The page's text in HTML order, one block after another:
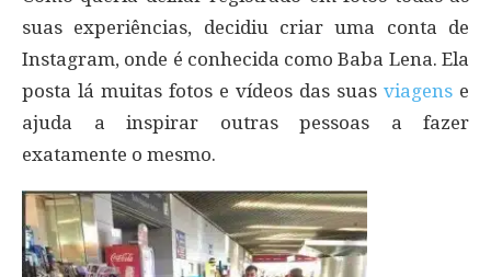
suas experiências, decidiu criar uma conta de
Instagram, onde é conhecida como Baba Lena. Ela
posta lá muitas fotos e vídeos das suas viagens e
ajuda a inspirar outras pessoas a fazer
exatamente o mesmo.